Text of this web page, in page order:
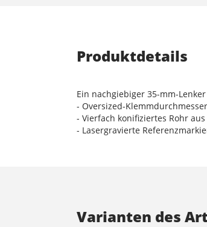
Produktdetails
Ein nachgiebiger 35-mm-
- Oversized-
- Vierfach konifiziertes Rohr
- Lasergravierte
Varianten des